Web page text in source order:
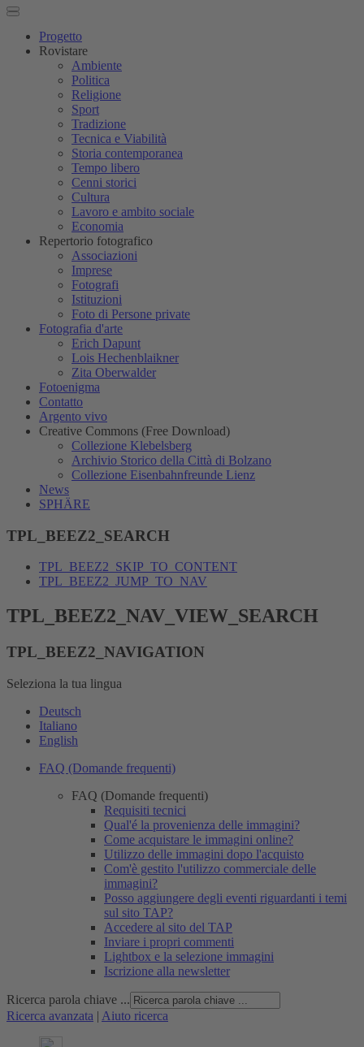
Progetto
Rovistare
Ambiente
Politica
Religione
Sport
Tradizione
Tecnica e Viabilità
Storia contemporanea
Tempo libero
Cenni storici
Cultura
Lavoro e ambito sociale
Economia
Repertorio fotografico
Associazioni
Imprese
Fotografi
Istituzioni
Foto di Persone private
Fotografia d'arte
Erich Dapunt
Lois Hechenblaikner
Zita Oberwalder
Fotoenigma
Contatto
Argento vivo
Creative Commons (Free Download)
Collezione Klebelsberg
Archivio Storico della Città di Bolzano
Collezione Eisenbahnfreunde Lienz
News
SPHÄRE
TPL_BEEZ2_SEARCH
TPL_BEEZ2_SKIP_TO_CONTENT
TPL_BEEZ2_JUMP_TO_NAV
TPL_BEEZ2_NAV_VIEW_SEARCH
TPL_BEEZ2_NAVIGATION
Seleziona la tua lingua
Deutsch
Italiano
English
FAQ (Domande frequenti)
FAQ (Domande frequenti)
Requisiti tecnici
Qual'é la provenienza delle immagini?
Come acquistare le immagini online?
Utilizzo delle immagini dopo l'acquisto
Com'è gestito l'utilizzo commerciale delle
immagini?
Posso aggiungere degli eventi riguardanti i temi
sul sito TAP?
Accedere al sito del TAP
Inviare i propri commenti
Lightbox e la selezione immagini
Iscrizione alla newsletter
Ricerca parola chiave ...
Ricerca avanzata | Aiuto ricerca